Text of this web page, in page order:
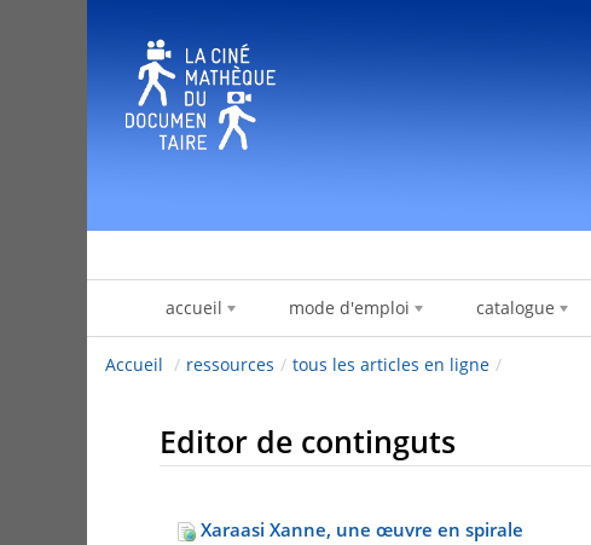
accueil mode d'emploi catalogue
Accueil / ressources / tous les articles en ligne /
Editor de continguts
Xaraasi Xanne, une œuvre en spirale